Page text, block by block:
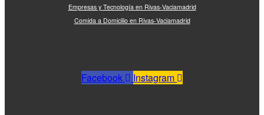
Empresas y Tecnología en Rivas-Vaciamadrid
Comida a Domicilio en Rivas-Vaciamadrid
Facebook Instagram